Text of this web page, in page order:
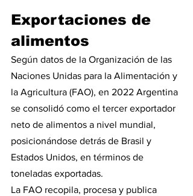
Exportaciones de
alimentos
Según datos de la Organización de las
Naciones Unidas para la Alimentación y
la Agricultura (FAO), en 2022 Argentina
se consolidó como el tercer exportador
neto de alimentos a nivel mundial,
posicionándose detrás de Brasil y
Estados Unidos, en términos de
toneladas exportadas.
La FAO recopila, procesa y publica